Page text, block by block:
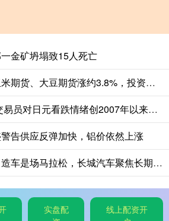
金矿坍塌致15人死亡
智股策略 芝加哥玉米期货、大豆期货涨约3.8%，投资者关注夏季天气对全球农作物生长构成的风险
涨8 美国CFTC：交易员对日元看跌情绪创2007年以来最高，对美元看涨程度创2015年以来最高
告供应反弹加快，铝价依然上涨
德恒财富 魏建军：造车是场马拉松，长城汽车聚焦长期主义与有质量的市占率
实盘配
线上配资开